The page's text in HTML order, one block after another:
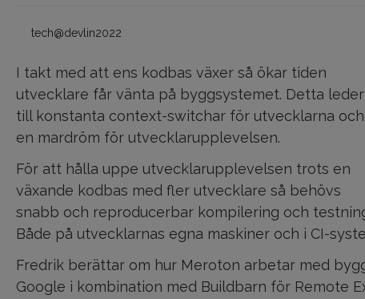
tech@devlin2022
I takt med att ens kodbas växer så ökar tiden
utvecklare får vänta på byggsystemet. Detta leder
till konstanta context-switchar för utvecklarna
en mardröm för utvecklarupplevelsen.
För att hålla uppe utvecklarupplevelsen trots en
växande kodbas med fler utvecklare så behövs
snabb och reproducerbar kompilering och
Både på utvecklarnas egna maskiner och i CI-
Fredrik berättar om hur Meroton arbetar med
Google i kombination med Buildbarn för Remote